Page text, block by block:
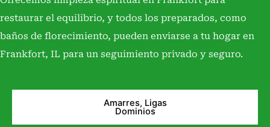
restaurar el equilibrio, y todos los preparados, como
baños de florecimiento, pueden enviarse a tu hogar en
Frankfort, IL para un seguimiento privado y seguro.
Amarres, Ligas
Dominios